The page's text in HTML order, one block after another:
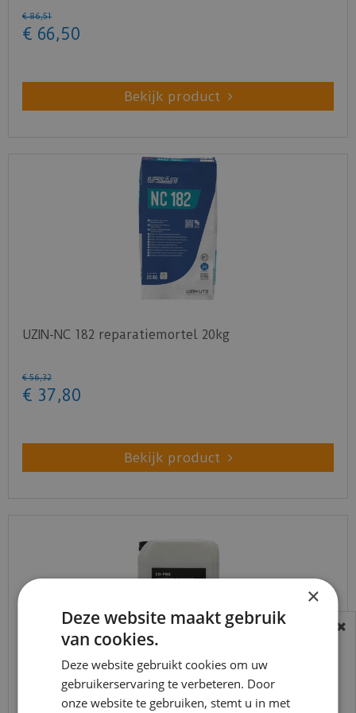
€ 86,51
€ 66,50
Bekijk product
UZIN-NC 182 reparatiemortel 20kg
€ 56,32
€ 37,80
Bekijk product
Co-pro - Primer kleurloos Universeel - 10kg
BEREIKBAARHEID
In verband met de vakantie periode zijn wij
t/m 14 augustus telefonisch helaas niet
bereikbaar.
×
Deze website maakt gebruik
van cookies.
Deze website gebruikt cookies om uw
gebruikerservaring te verbeteren. Door
onze website te gebruiken, stemt u in met